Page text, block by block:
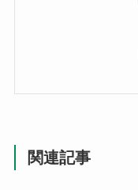
関連記事